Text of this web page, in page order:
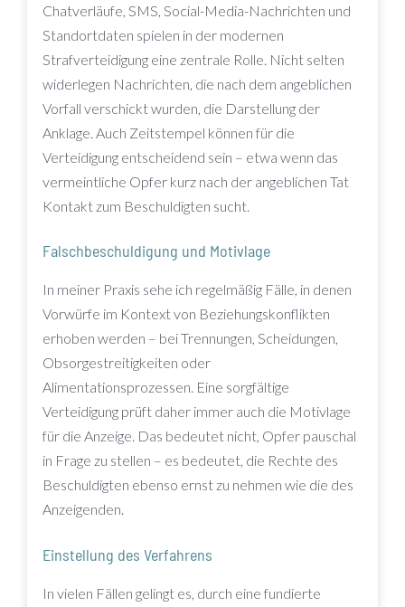
Chatverläufe, SMS, Social-Media-Nachrichten und
Standortdaten spielen in der modernen
Strafverteidigung eine zentrale Rolle. Nicht selten
widerlegen Nachrichten, die nach dem angeblichen
Vorfall verschickt wurden, die Darstellung der
Anklage. Auch Zeitstempel können für die
Verteidigung entscheidend sein – etwa wenn das
vermeintliche Opfer kurz nach der angeblichen Tat
Kontakt zum Beschuldigten sucht.
Falschbeschuldigung und Motivlage
In meiner Praxis sehe ich regelmäßig Fälle, in denen
Vorwürfe im Kontext von Beziehungskonflikten
erhoben werden – bei Trennungen, Scheidungen,
Obsorgestreitigkeiten oder
Alimentationsprozessen. Eine sorgfältige
Verteidigung prüft daher immer auch die Motivlage
für die Anzeige. Das bedeutet nicht, Opfer pauschal
in Frage zu stellen – es bedeutet, die Rechte des
Beschuldigten ebenso ernst zu nehmen wie die des
Anzeigenden.
Einstellung des Verfahrens
In vielen Fällen gelingt es, durch eine fundierte